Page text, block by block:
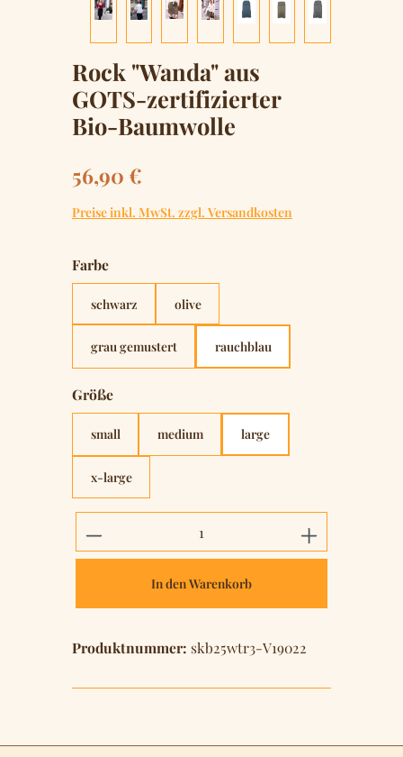
Rock "Wanda" aus
GOTS-zertifizierter
Bio-Baumwolle
Regulärer Preis:
56,90 €
Preise inkl. MwSt. zzgl. Versandkosten
Farbeauswählen
schwarz olive
grau gemustert rauchblau
Größeauswählen
small medium large
x-large
Produkt Anzahl: Gib den
In den Warenkorb
Produktnummer: skb25wtr3-V19022